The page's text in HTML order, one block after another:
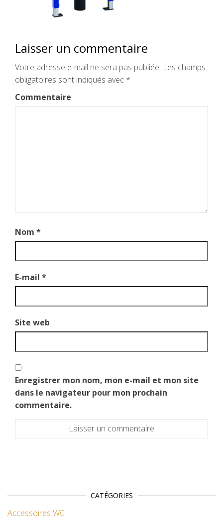
Laisser un commentaire
Votre adresse e-mail ne sera pas publiée. Les champs
obligatoires sont indiqués avec *
Commentaire
Nom *
E-mail *
Site web
Enregistrer mon nom, mon e-mail et mon site
dans le navigateur pour mon prochain
commentaire.
CATÉGORIES
Accessoires WC